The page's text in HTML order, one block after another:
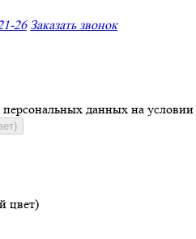
26 Заказать звонок
данных на условии
цвет)